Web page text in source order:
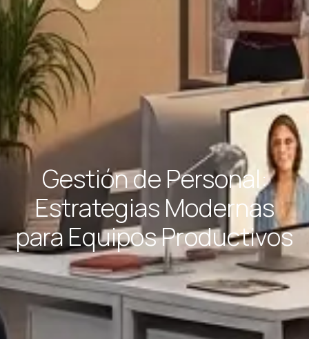
Gestión de Personal:
Estrategias Modernas
para Equipos Productivos